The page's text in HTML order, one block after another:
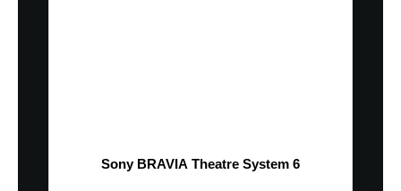
Sony BRAVIA Theatre System 6